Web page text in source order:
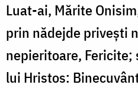
Luat-ai, Mărite
prin nădejde priveşti
nepieritoare,
lui Hristos: